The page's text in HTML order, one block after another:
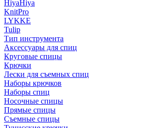
HiyaHiya
KnitPro
LYKKE
Tulip
Тип инструмента
Аксессуары для спиц
Круговые спицы
Крючки
Лески для съемных спиц
Наборы крючков
Наборы спиц
Носочные спицы
Прямые спицы
Съемные спицы